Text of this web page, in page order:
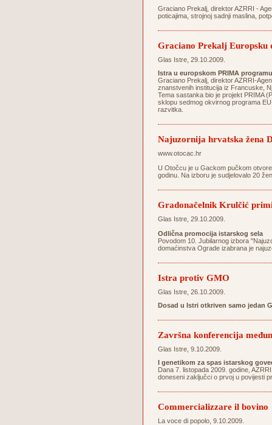
Graciano Prekalj, direktor AZRRI -
poticajima, strojnoj sadnji maslina,
Graciano Prekalj Europsku
Glas Istre, 29.10.2009.
Istra u europskom PRIMA programu
Graciano Prekalj, direktor AZRRI-
znanstvenih institucija iz Francuske,
Tema sastanka bio je projekt PRIMA
sklopu sedmog okvirnog programa
razvitka.
Najuzornija hrvatska žena
www.otocac.hr
U Otočcu je u Gackom pučkom
godinu. Na izboru je sudjelovalo 20
Gradonačelnik Krulčić
Glas Istre, 29.10.2009.
Odlična promocija istarskog sela
Povodom 10. Jubilarnog izbora
domaćinstva Ograde izabrana je
Istra protiv GMO
Glas Istre, 26.10.2009.
Dosad u Istri otkriven samo jedan
Završna konferencija
Glas Istre, 9.10.2009.
I genetikom za spas istarskog
Dana 7. listopada 2009. godine,
doneseni zaključci o prvoj u povijesti
Commercializzare il bovino
La voce di popolo, 9.10.2009.